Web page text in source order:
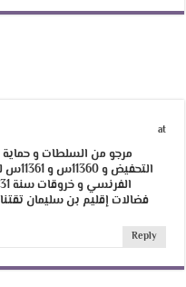
at
مرجو من السلطات و
فضالات إقليم بن سليمان
Reply